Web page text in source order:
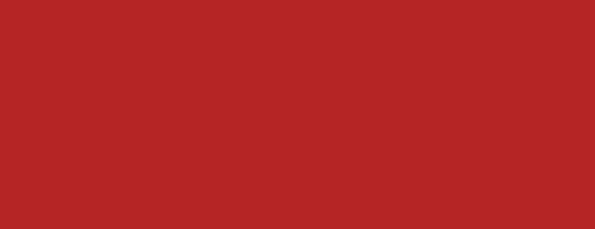
Nur mit der aktiven Teilnahme am
weiterentwickeln, wenn sich alle Stimmberechtigten